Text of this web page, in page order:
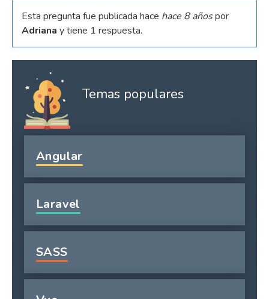
Esta pregunta fue publicada hace hace 8 añospor
Adriana y tiene 1 respuesta.
Temas populares
Angular
Laravel
SASS